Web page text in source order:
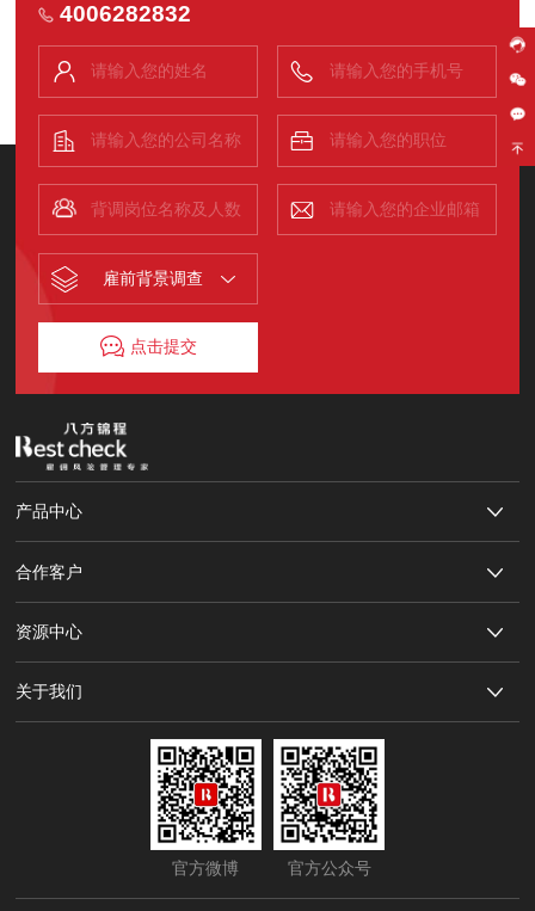
4006282832
雇前背景调查
点击提交
产品中心
合作客户
资源中心
关于我们
官方微博 官方公众号